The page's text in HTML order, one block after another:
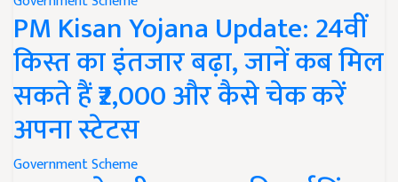
PM Kisan Yojana Update: 24वीं
किस्त का इंतजार बढ़ा, जानें कब मिल
सकते हैं ₹2,000 और कैसे चेक करें
अपना स्टेटस
Government Scheme